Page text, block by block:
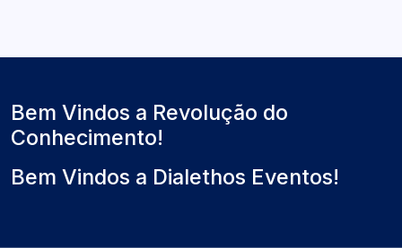
Bem Vindos a Revolução do
Conhecimento!
Bem Vindos a Dialethos Eventos!